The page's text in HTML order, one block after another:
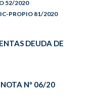
52/2020
PROPIO 81/2020
DEUDA DE
NOTA Nº 06/20